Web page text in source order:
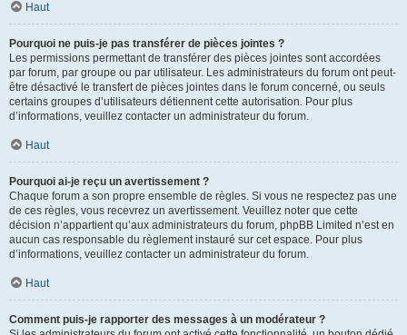
Haut
Pourquoi ne puis-je pas transférer de pièces jointes ?
Les permissions permettant de transférer des pièces jointes sont accordées
par forum, par groupe ou par utilisateur. Les administrateurs du forum ont peut-
être désactivé le transfert de pièces jointes dans le forum concerné, ou seuls
certains groupes d’utilisateurs détiennent cette autorisation. Pour plus
d’informations, veuillez contacter un administrateur du forum.
Haut
Pourquoi ai-je reçu un avertissement ?
Chaque forum a son propre ensemble de règles. Si vous ne respectez pas une
de ces règles, vous recevrez un avertissement. Veuillez noter que cette
décision n’appartient qu’aux administrateurs du forum, phpBB Limited n’est en
aucun cas responsable du règlement instauré sur cet espace. Pour plus
d’informations, veuillez contacter un administrateur du forum.
Haut
Comment puis-je rapporter des messages à un modérateur ?